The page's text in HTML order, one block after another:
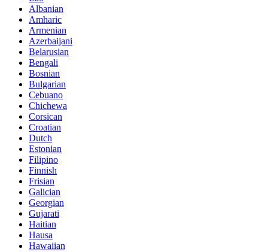
Albanian
Amharic
Armenian
Azerbaijani
Belarusian
Bengali
Bosnian
Bulgarian
Cebuano
Chichewa
Corsican
Croatian
Dutch
Estonian
Filipino
Finnish
Frisian
Galician
Georgian
Gujarati
Haitian
Hausa
Hawaiian